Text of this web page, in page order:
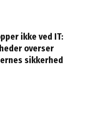
ikke ved IT:
overser
sikkerhed